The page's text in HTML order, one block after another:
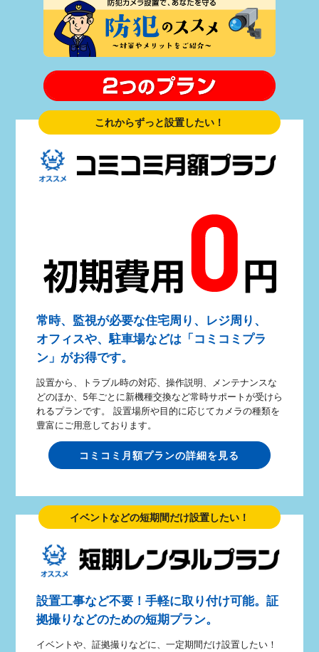
これからずっと設置したい！
常時、監視が必要な住宅周り、レジ周り、
オフィスや、駐車場などは「コミコミプラ
ン」がお得です。
設置から、トラブル時の対応、操作説明、メンテナンスな
どのほか、5年ごとに新機種交換など常時サポートが受けら
れるプランです。 設置場所や目的に応じてカメラの種類を
豊富にご用意しております。
コミコミ月額プランの詳細を見る
イベントなどの短期間だけ設置したい！
設置工事など不要！手軽に取り付け可能。証
拠撮りなどのための短期プラン。
イベントや、証拠撮りなどに、一定期間だけ設置したい！